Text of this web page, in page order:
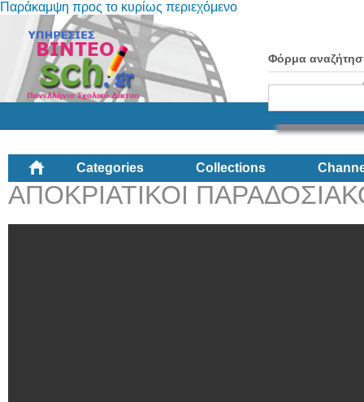
Παράκαμψη προς το κυρίως περιεχόμενο
Φόρμα
Categories Collections
ΑΠΟΚΡΙΑΤΙΚΟΙ